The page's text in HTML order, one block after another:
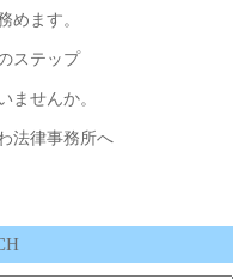
めます。
ステップ
ませんか。
法律事務所へ